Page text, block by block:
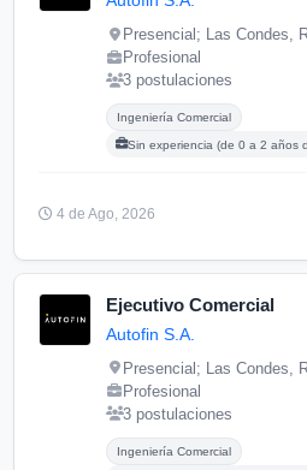
Presencial; Las Condes,
Profesional
3 postulaciones
Carreras buscadas:
Ingeniería Comercial
Posgrados buscados:
Sin experiencia (de 0 a 2 años
4 de Ago, 2026
Ejecutivo Comercial
Autofin S.A.
Presencial; Las Condes,
Profesional
3 postulaciones
Carreras buscadas:
Ingeniería Comercial
Posgrados buscados: